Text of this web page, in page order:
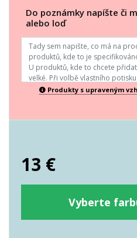
Do poznámky napíšte či
alebo loď
Produkty s upraveným
13 €
Vyberte